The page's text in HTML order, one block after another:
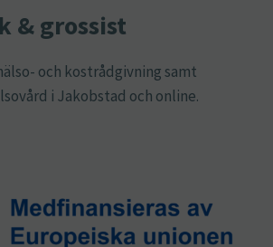
& grossist
och kostrådgivning samt
i Jakobstad och online.